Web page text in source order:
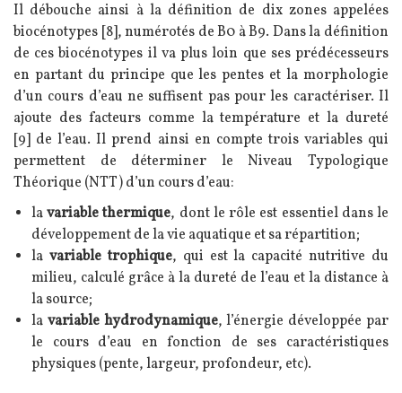
Il débouche ainsi à la définition de dix zones appelées
biocénotypes [8], numérotés de B0 à B9. Dans la définition
de ces biocénotypes il va plus loin que ses prédécesseurs
en partant du principe que les pentes et la morphologie
d’un cours d’eau ne suffisent pas pour les caractériser. Il
ajoute des facteurs comme la température et la dureté
[9] de l’eau. Il prend ainsi en compte trois variables qui
permettent de déterminer le Niveau Typologique
Théorique (NTT) d’un cours d’eau:
lavariable thermique, dont le rôle est essentiel dans le
développement de la vie aquatique et sa répartition;
la variable trophique, qui est la capacité nutritive du
milieu, calculé grâce à la dureté de l’eau et la distance à
la source;
la variable hydrodynamique, l’énergie développée par
le cours d’eau en fonction de ses caractéristiques
physiques (pente, largeur, profondeur, etc).